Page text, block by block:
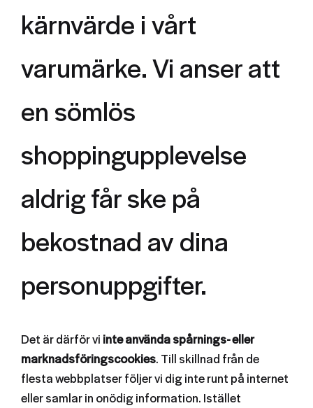
kärnvärde i vårt
varumärke. Vi anser att
en sömlös
shoppingupplevelse
aldrig får ske på
bekostnad av dina
personuppgifter.
Det är därför vi inte använda spårnings- eller
marknadsföringscookies. Till skillnad från de
flesta webbplatser följer vi dig inte runt på internet
eller samlar in onödig information. Istället